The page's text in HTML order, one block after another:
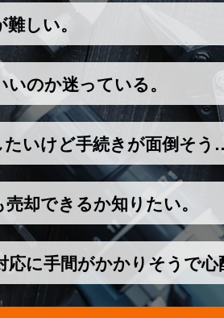
しい。
のか迷っている。
たいけど手続きが面倒そ
却できるか知りたい。
に手間がかかりそうで心